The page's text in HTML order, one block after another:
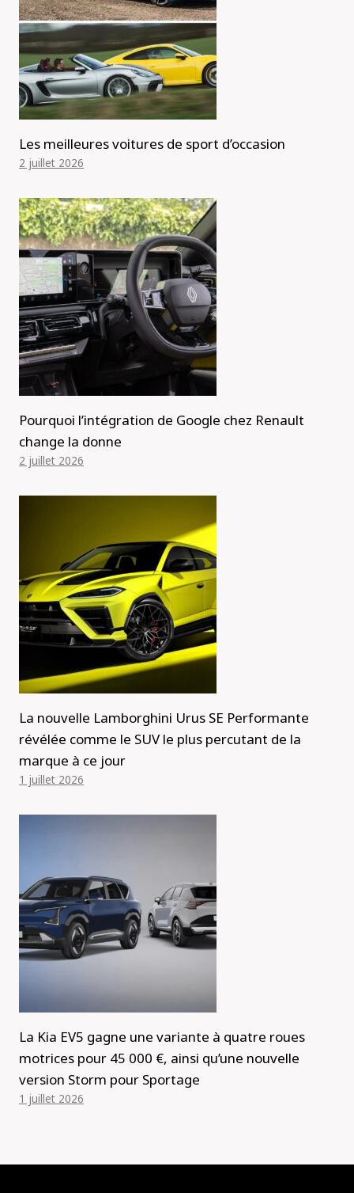
Les meilleures voitures de sport d’occasion
2 juillet 2026
Pourquoi l’intégration de Google chez Renault
change la donne
2 juillet 2026
La nouvelle Lamborghini Urus SE Performante
révélée comme le SUV le plus percutant de la
marque à ce jour
1 juillet 2026
La Kia EV5 gagne une variante à quatre roues
motrices pour 45 000 €, ainsi qu’une nouvelle
version Storm pour Sportage
1 juillet 2026